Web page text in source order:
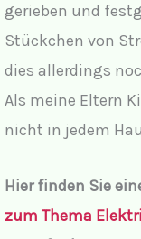
gerieben und
Stückchen von
dies allerdings
Als meine Eltern
nicht in jedem
Hier finden Sie
zum Thema